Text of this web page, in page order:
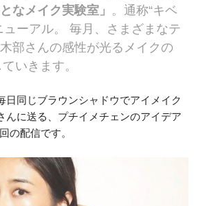
なメイク実験室」 。通称“キベ
ューアル。 毎月、さまざまなテ
部さんの感性が光るメイクの
いきます。
日同じブラウンシャドウでアイメイク
んに送る、プチイメチェンのアイデア
の配信です。